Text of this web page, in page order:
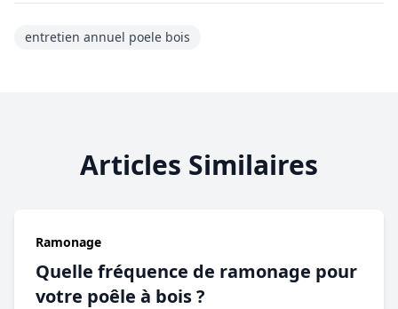
entretien annuel poele bois
Articles Similaires
Ramonage
Quelle fréquence de ramonage pour
votre poêle à bois ?